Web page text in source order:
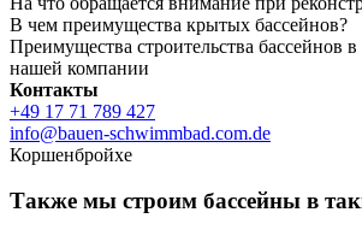
В чем преимущества крытых бассейнов?
Преимущества строительства бассейнов
нашей компании
Контакты
+49 17 71 789 427
info@bauen-schwimmbad.com.de
Коршенбройхе
Также мы строим бассейны в